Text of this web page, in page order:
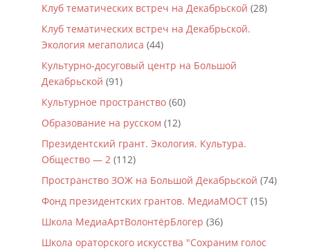
Клуб тематических встреч на Декабрьской (28)
Клуб тематических встреч на Декабрьской.
Экология мегаполиса (44)
Культурно-досуговый центр на Большой
Декабрьской (91)
Культурное пространство(60)
Образование на русском (12)
Президентский грант. Экология. Культура.
Общество — 2(112)
Пространство ЗОЖ на Большой Декабрьской (74)
Фонд президентских грантов. МедиаМОСТ(15)
Школа МедиаАртВолонтёрБлогер (36)
Школа ораторского искусства "Сохраним голос